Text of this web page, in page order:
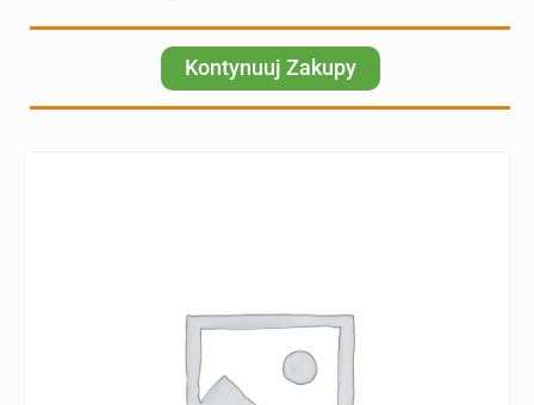
Kontynuuj Zakupy